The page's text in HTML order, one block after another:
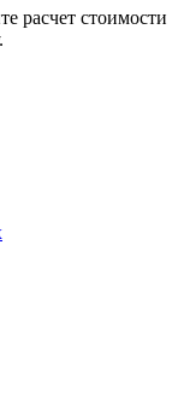
расчет стоимости